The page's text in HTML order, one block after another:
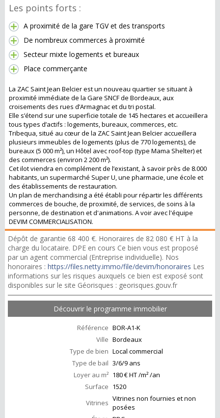
Les points forts :
A proximité de la gare TGV et des transports
De nombreux commerces à proximité
Secteur mixte logements et bureaux
Place commerçante
La ZAC Saint Jean Belcier est un nouveau quartier se situant à
proximité immédiate de la Gare SNCF de Bordeaux, aux
croisements des rues d’Armagnac et du tri postal.
Elle s’étend sur une superficie totale de 145 hectares et accueillera
tous types d’actifs : logements, bureaux, commerces, etc.
Tribequa, situé au cœur de la ZAC Saint Jean Belcier accueillera
plusieurs immeubles de logements (plus de 770 logements), de
bureaux (5 000 m²), un Hôtel avec roof-top (type Mama Shelter) et
des commerces (environ 2 200 m²).
Cet ilot viendra en complément de l’existant, à savoir près de 8.000
habitants, un supermarché Super U, une pharmacie, une école et
des établissements de restauration.
Un plan de merchandising a été établi pour répartir les différents
commerces de bouche, de proximité, de services, de soins à la
personne, de destination et d'animations. A voir avec l'équipe
DEVIM COMMERCIALISATION.
Dépôt de garantie 68 400 €. Honoraires de 82 080 € HT à la
charge du locataire. DPE en cours Ce bien vous est proposé
par un agent commercial (Entreprise individuelle). Nos
honoraires : https://files.netty.immo/file/devim/honoraires Les
informations sur les risques auxquels ce bien est exposé sont
disponibles sur le site Géorisques : georisques.gouv.fr
Découvrir le programme immobilier
Référence BOR-A1-K
Ville Bordeaux
Type de bien Local commercial
Type de bail 3/6/9 ans
Loyer au m² 180 € HT /m² /an
Surface 1520
Vitrines Vitrines non fournies et non
posées